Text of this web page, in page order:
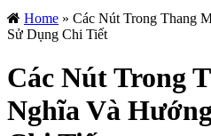
Home » Các Nút Trong Thang
Sử Dụng Chi Tiết
Các Nút Trong
Nghĩa Và